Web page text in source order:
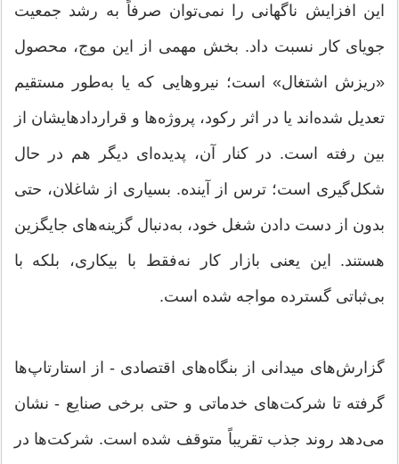
این افزایش ناگهانی را نمی‌توان صرفاً به رشد جمعیت
جویای کار نسبت داد. بخش مهمی از این موج، محصول
«ریزش اشتغال» است؛ نیرو‌هایی که یا به‌طور مستقیم
تعدیل شده‌اند یا در اثر رکود، پروژه‌ها و قراردادهایشان از
بین رفته است. در کنار آن، پدیده‌ای دیگر هم در حال
شکل‌گیری است؛ ترس از آینده. بسیاری از شاغلان، حتی
بدون از دست دادن شغل خود، به‌دنبال گزینه‌های جایگزین
هستند. این یعنی بازار کار نه‌فقط با بیکاری، بلکه با
بی‌ثباتی گسترده مواجه شده است.
گزارش‌های میدانی از بنگاه‌های اقتصادی - از استارتاپ‌ها
گرفته تا شرکت‌های خدماتی و حتی برخی صنایع - نشان
می‌دهد روند جذب تقریباً متوقف شده است. شرکت‌ها در